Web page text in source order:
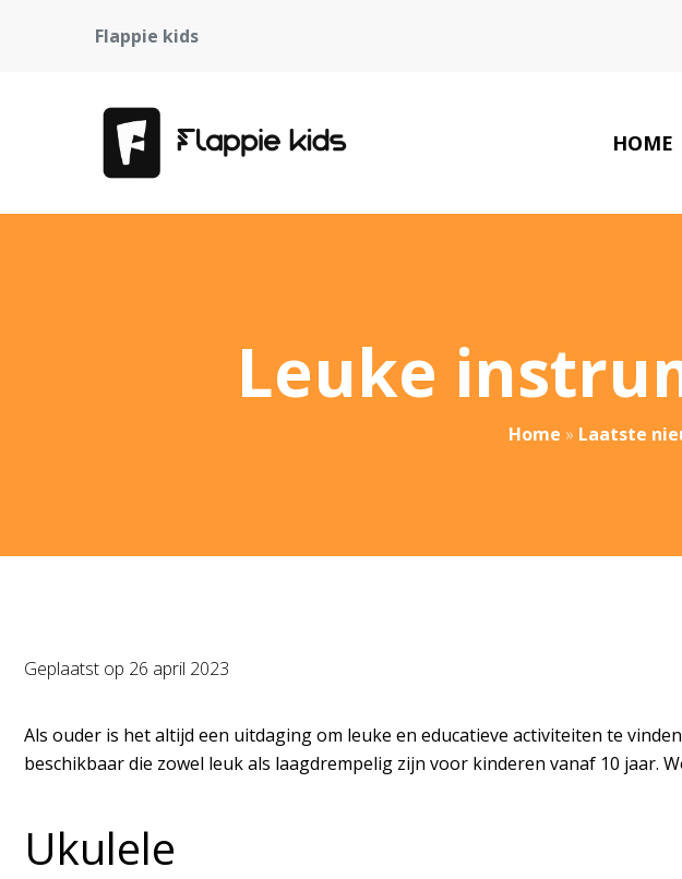
Flappie kids
HOME
Leuke
Home » Laatste
Geplaatst op 26 april 2023
Als ouder is het altijd een uitdaging om leuke en educatieve activiteiten te
beschikbaar die zowel leuk als laagdrempelig zijn voor kinderen vanaf 10 jaar.
Ukulele